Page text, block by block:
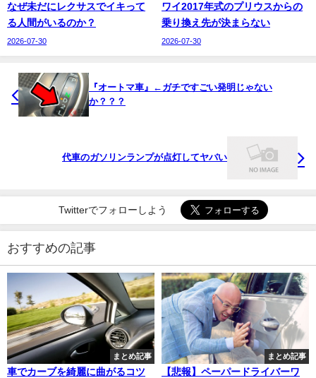
なぜ未だにレクサスでイキって
る人間がいるのか？
2026-07-30
ワイ2017年式のプリウスからの
乗り換え先が決まらない
2026-07-30
『オートマ車』←ガチですごい発明じゃない
か？？？
代車のガソリンランプが点灯してヤバい
Twitterでフォローしよう
おすすめの記事
まとめ記事
車でカーブを綺麗に曲がるコツ
まとめ記事
【悲報】ペーパードライバーワ